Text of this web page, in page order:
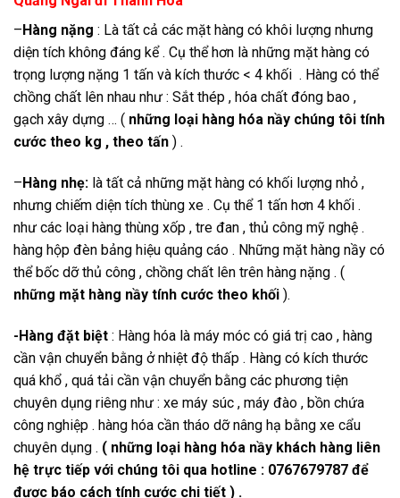
– Hàng nặng : Là tất cả các mặt hàng có khôi lượng nhưng
diện tích không đáng kể . Cụ thể hơn là những mặt hàng có
trọng lượng nặng 1 tấn và kích thước < 4 khối . Hàng có thể
chồng chất lên nhau như : Sắt thép , hóa chất đóng bao ,
gạch xây dựng … ( những loại hàng hóa nầy chúng tôi tính
cước theo kg , theo tấn ) .
– Hàng nhẹ: là tất cả những mặt hàng có khối lượng nhỏ ,
nhưng chiếm diện tích thùng xe . Cụ thể 1 tấn hơn 4 khối .
như các loại hàng thùng xốp , tre đan , thủ công mỹ nghệ .
hàng hộp đèn bảng hiệu quảng cáo . Những mặt hàng nầy có
thể bốc dỡ thủ công , chồng chất lên trên hàng nặng . (
những mặt hàng nầy tính cước theo khối ).
-Hàng đặt biệt : Hàng hóa là máy móc có giá trị cao , hàng
cần vận chuyển bằng ở nhiệt độ thấp . Hàng có kích thước
quá khổ , quá tải cần vận chuyển bằng các phương tiện
chuyên dụng riêng như : xe máy súc , máy đào , bồn chứa
công nghiệp . hàng hóa cần tháo dỡ nâng hạ bằng xe cẩu
chuyên dụng . ( những loại hàng hóa nầy khách hàng liên
hệ trực tiếp với chúng tôi qua hotline : 0767679787 để
được báo cách tính cước chi tiết ) .